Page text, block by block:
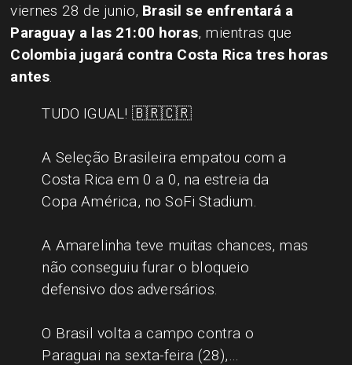
viernes 28 de junio, Brasil se enfrentará a
Paraguay a las 21:00 horas, mientras que
Colombia jugará contra Costa Rica tres horas
antes.
TUDO IGUAL! 🇧🇷🇨🇷
A Seleção Brasileira empatou com a
Costa Rica em 0 a 0, na estreia da
Copa América, no SoFi Stadium.
A Amarelinha teve muitas chances, mas
não conseguiu furar o bloqueio
defensivo dos adversários.
O Brasil volta a campo contra o
Paraguai na sexta-feira (28),…